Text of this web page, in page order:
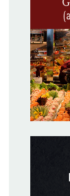
CIEE e
para o
8/6/2026
“Você
corrupção
8/6/2026
Jardim
contra
histórico
Nardes